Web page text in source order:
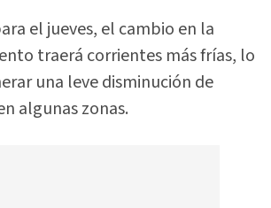
el jueves, el cambio en la
traerá corrientes más frías, lo
una leve disminución de
algunas zonas.